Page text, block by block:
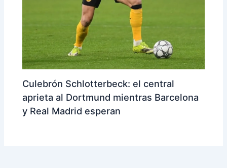
Culebrón Schlotterbeck: el central
aprieta al Dortmund mientras Barcelona
y Real Madrid esperan